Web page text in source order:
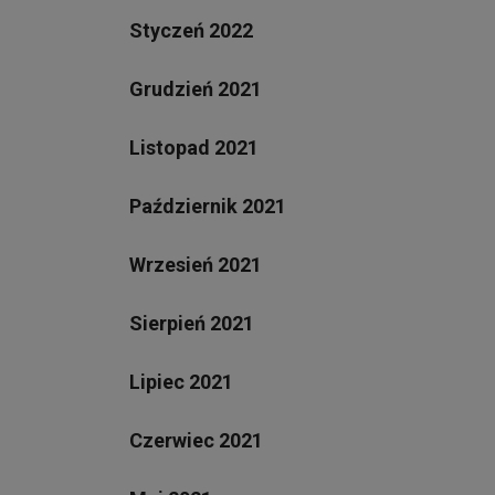
Styczeń 2022
Grudzień 2021
Listopad 2021
Październik 2021
Wrzesień 2021
Sierpień 2021
Lipiec 2021
Czerwiec 2021